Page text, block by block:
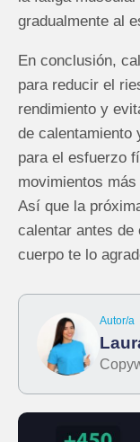
gradualmente al
En conclusión,
para reducir el
rendimiento y
de calentamiento
para el esfuerzo
movimientos
Así que la
calentar antes de
cuerpo te lo
Autor/a